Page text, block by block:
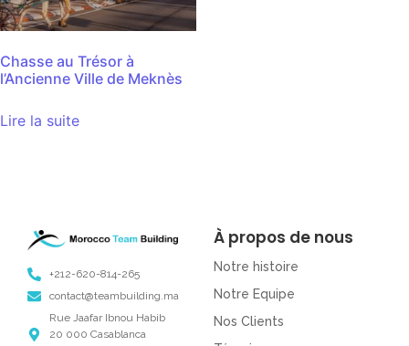
Chasse au Trésor à
l’Ancienne Ville de Meknès
Lire la suite
+212-620-814-265
contact@teambuilding.ma
Rue Jaafar Ibnou Habib
20 000 Casablanca
À propos de nous
Notre histoire
Notre Equipe
Nos Clients